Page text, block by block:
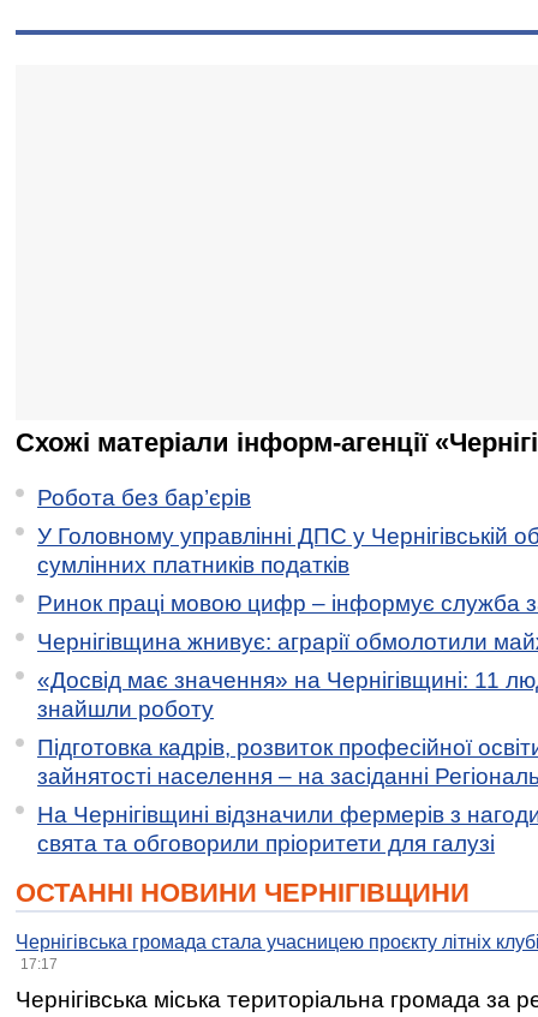
Схожі матеріали інформ-агенції
Робота без бар’єрів
У Головному управлінні ДПС у Чернігівській
сумлінних платників податків
Ринок праці мовою цифр – інформує служба
Чернігівщина жнивує: аграрії обмолотили
«Досвід має значення» на Чернігівщині: 11
знайшли роботу
Підготовка кадрів, розвиток професійної
зайнятості населення – на засіданні
На Чернігівщині відзначили фермерів з
свята та обговорили пріоритети для галузі
ОСТАННІ НОВИНИ ЧЕРНІГІВЩИНИ
Чернігівська громада стала учасницею проєкту літніх
17:17
Чернігівська міська територіальна громада за